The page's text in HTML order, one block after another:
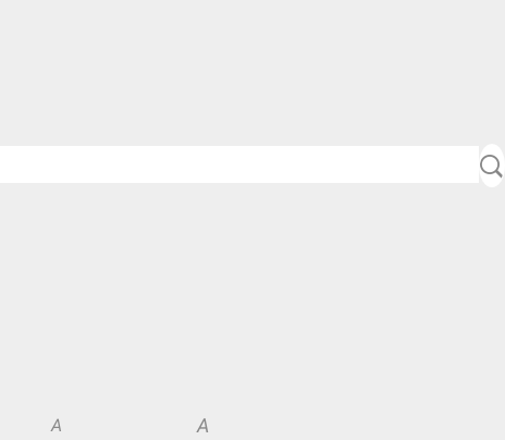
A A